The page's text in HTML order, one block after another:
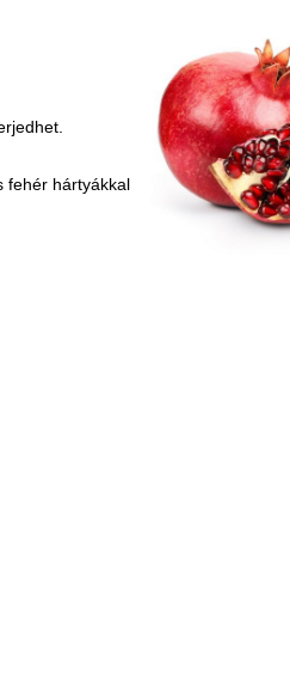
fehér hártyákkal